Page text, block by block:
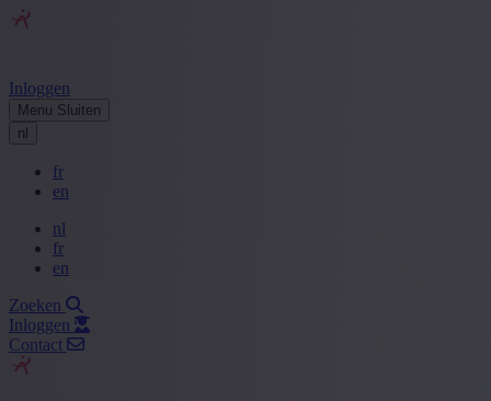
Inloggen
Menu Sluiten
nl
fr
en
nl
fr
en
Zoeken
Inloggen
Contact